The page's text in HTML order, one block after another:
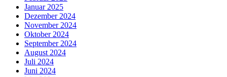
Januar 2025
Dezember 2024
November 2024
Oktober 2024
September 2024
August 2024
Juli 2024
Juni 2024